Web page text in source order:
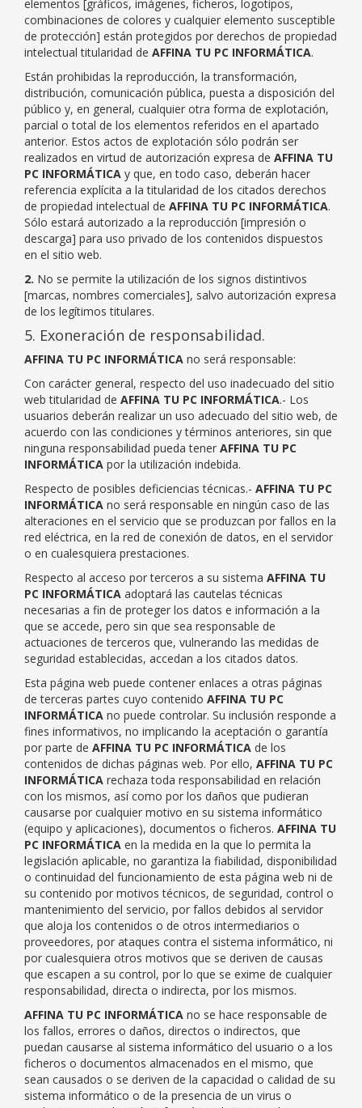
elementos [gráficos, imágenes, ficheros, logotipos,
combinaciones de colores y cualquier elemento susceptible
de protección] están protegidos por derechos de propiedad
intelectual titularidad de AFFINA TU PC INFORMÁTICA.
Están prohibidas la reproducción, la transformación,
distribución, comunicación pública, puesta a disposición del
público y, en general, cualquier otra forma de explotación,
parcial o total de los elementos referidos en el apartado
anterior. Estos actos de explotación sólo podrán ser
realizados en virtud de autorización expresa de AFFINA TU
PC INFORMÁTICA y que, en todo caso, deberán hacer
referencia explícita a la titularidad de los citados derechos
de propiedad intelectual de AFFINA TU PC INFORMÁTICA.
Sólo estará autorizado a la reproducción [impresión o
descarga] para uso privado de los contenidos dispuestos
en el sitio web.
2. No se permite la utilización de los signos distintivos
[marcas, nombres comerciales], salvo autorización expresa
de los legítimos titulares.
5. Exoneración de responsabilidad.
AFFINA TU PC INFORMÁTICA no será responsable:
Con carácter general, respecto del uso inadecuado del sitio
web titularidad de AFFINA TU PC INFORMÁTICA.- Los
usuarios deberán realizar un uso adecuado del sitio web, de
acuerdo con las condiciones y términos anteriores, sin que
ninguna responsabilidad pueda tener AFFINA TU PC
INFORMÁTICA por la utilización indebida.
Respecto de posibles deficiencias técnicas.- AFFINA TU PC
INFORMÁTICA no será responsable en ningún caso de las
alteraciones en el servicio que se produzcan por fallos en la
red eléctrica, en la red de conexión de datos, en el servidor
o en cualesquiera prestaciones.
Respecto al acceso por terceros a su sistema AFFINA TU
PC INFORMÁTICA adoptará las cautelas técnicas
necesarias a fin de proteger los datos e información a la
que se accede, pero sin que sea responsable de
actuaciones de terceros que, vulnerando las medidas de
seguridad establecidas, accedan a los citados datos.
Esta página web puede contener enlaces a otras páginas
de terceras partes cuyo contenido AFFINA TU PC
INFORMÁTICA no puede controlar. Su inclusión responde a
fines informativos, no implicando la aceptación o garantía
por parte de AFFINA TU PC INFORMÁTICA de los
contenidos de dichas páginas web. Por ello, AFFINA TU PC
INFORMÁTICA rechaza toda responsabilidad en relación
con los mismos, así como por los daños que pudieran
causarse por cualquier motivo en su sistema informático
(equipo y aplicaciones), documentos o ficheros. AFFINA TU
PC INFORMÁTICA en la medida en la que lo permita la
legislación aplicable, no garantiza la fiabilidad, disponibilidad
o continuidad del funcionamiento de esta página web ni de
su contenido por motivos técnicos, de seguridad, control o
mantenimiento del servicio, por fallos debidos al servidor
que aloja los contenidos o de otros intermediarios o
proveedores, por ataques contra el sistema informático, ni
por cualesquiera otros motivos que se deriven de causas
que escapen a su control, por lo que se exime de cualquier
responsabilidad, directa o indirecta, por los mismos.
AFFINA TU PC INFORMÁTICA no se hace responsable de
los fallos, errores o daños, directos o indirectos, que
puedan causarse al sistema informático del usuario o a los
ficheros o documentos almacenados en el mismo, que
sean causados o se deriven de la capacidad o calidad de su
sistema informático o de la presencia de un virus o